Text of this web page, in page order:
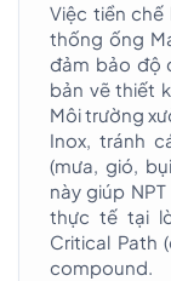
Việc tiền chế
thống ống
đảm bảo độ
bản vẽ thiết
Môi trường
Inox, tránh
(mưa, gió,
này giúp
thực tế tại
Critical Path
compound.